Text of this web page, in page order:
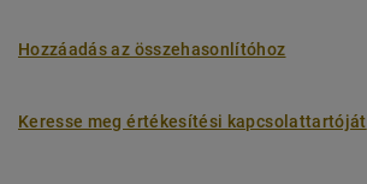
Hozzáadás az összehasonlítóhoz
Keresse meg értékesítési kapcsolattartóját